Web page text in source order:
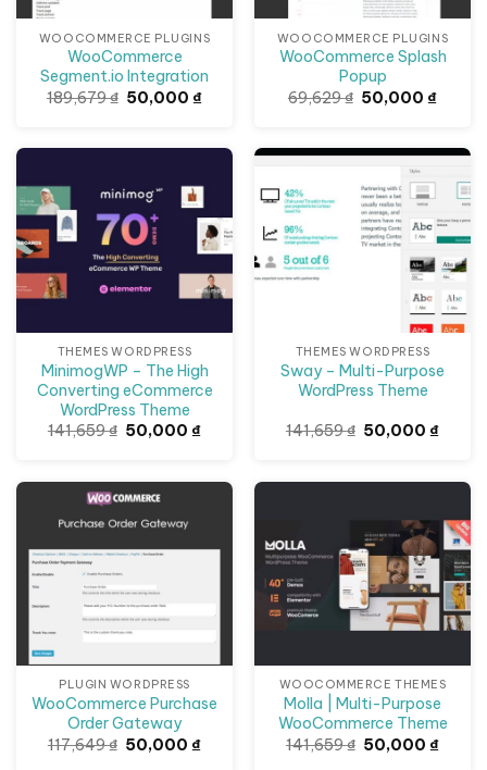
WOOCOMMERCE PLUGINS
WooCommerce
Segment.io Integration
189,679₫ Giá
gốc
50,000₫Giá
50,000 ₫.
WOOCOMMERCE PLUGINS
WooCommerce Splash
Popup
69,629₫ Giá
gốc
50,000₫Giá
THEMES WORDPRESS
MinimogWP – The High
Converting eCommerce
WordPress Theme
141,659₫ Giá
gốc
50,000₫Giá
50,000 ₫.
THEMES WORDPRESS
Sway – Multi-Purpose
WordPress Theme
141,659₫ Giá
gốc
50,000₫Giá
Giảm giá!
PLUGIN WORDPRESS
WooCommerce Purchase
Order Gateway
117,649₫ Giá
gốc
50,000 ₫Giá
WOOCOMMERCE THEMES
Molla | Multi-Purpose
WooCommerce Theme
141,659₫ Giá
gốc
50,000 ₫Giá